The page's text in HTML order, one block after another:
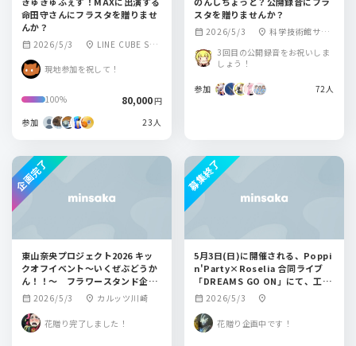
命田守さんにフラスタを贈りませ
んか？
calendar_month 2026/5/3 location_on LINE CUBE SHI
堂）
現地参加を祝して！
100% 80,000円
参加
23人
スタを贈りませんか？
calendar_month 2026/5/3 location_on 科学技術館サイ
3回目の公開録音をお祝いしま
しょう！
参加 72人
東山奈央プロジェクト2026 キッ
クオフイベント〜いくぜぶどうか
ん！！〜 フラワースタンド企画
👊
calendar_month 2026/5/3 location_on カルッツ川崎
花贈り完了しました！
企画完了
5月3日(日)に開催される、Poppi
n'Party×Roselia 合同ライブ
「DREAMS GO ON」にて、工藤
晴香さん宛てにフラスタを贈る企
画です。
calendar_month 2026/5/3 location_on
花贈り企画中です！
募集終了